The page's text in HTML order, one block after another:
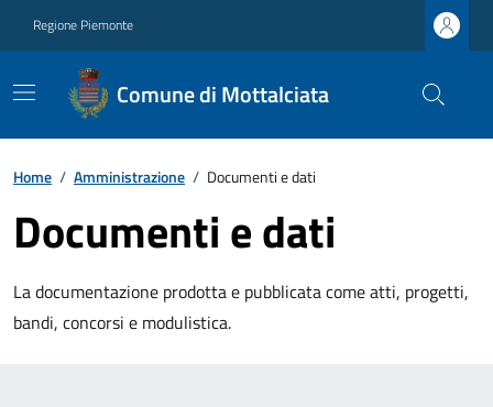
Regione Piemonte
Comune di Mottalciata
Home / Amministrazione / Documenti e dati
Documenti e dati
La documentazione prodotta e pubblicata come atti, progetti,
bandi, concorsi e modulistica.